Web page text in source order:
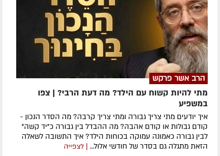
הרב אשר פרקש
מתי להיות קשוח עם הילד? מה דעת הרבי? | צפו
במשפיע
איך יודעים מתי צריך גבורה ומתי צריך קרבה? מה הסדר הנכון -
קודם גבולות או קודם אהבה? מה ההבדל בין גבורה כ"יד קשה"
לבין גבורה כאמונה עמוקה בכוחות הילד? איך התשובה לשאלה
הזאת מתגלה גם בסדר של חודשי אלול...
| לצפייה